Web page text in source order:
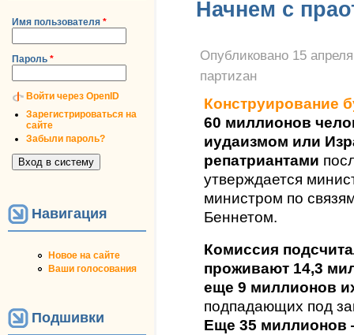
Имя пользователя *
Пароль *
Войти через OpenID
Зарегистрироваться на
сайте
Забыли пароль?
Навигация
Новое на сайте
Ваши голосования
Подшивки
Начнем с
Опубликовано 15
партиzан
Конструирование
60 миллионов
иудаизмом или
репатриантами
утверждается
министром по
Беннетом.
Комиссия
проживают 14,3
еще 9 миллионов
подпадающих под
Еще 35 миллионов